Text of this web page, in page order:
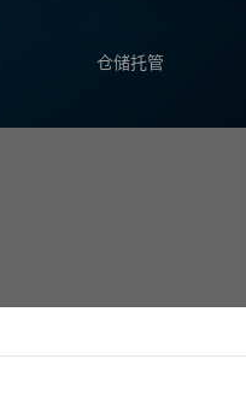
仓储托管